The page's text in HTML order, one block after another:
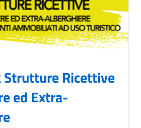
Strutture Ricettive
ed Extra-